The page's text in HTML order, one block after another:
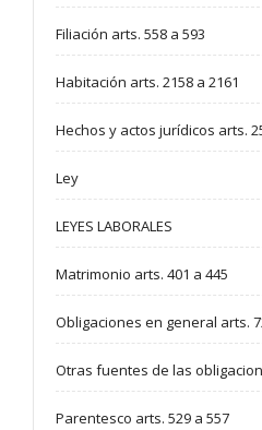
Filiación arts. 558 a 593
Habitación arts. 2158 a 2161
Hechos y actos jurídicos arts.
Ley
LEYES LABORALES
Matrimonio arts. 401 a 445
Obligaciones en general arts.
Otras fuentes de las
Parentesco arts. 529 a 557